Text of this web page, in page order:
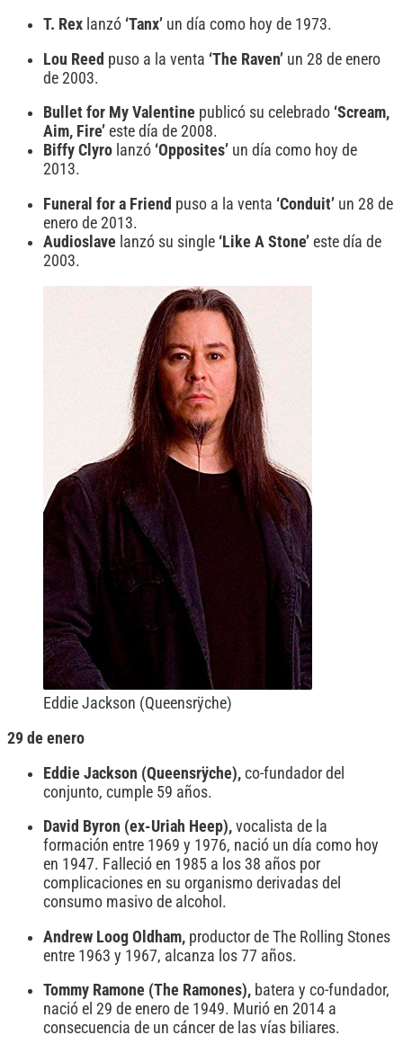
T. Rex lanzó ‘Tanx’ un día como hoy de 1973.
Lou Reed puso a la venta ‘The Raven’ un 28 de enero
de 2003.
Bullet for My Valentine publicó su celebrado ‘Scream,
Aim, Fire’ este día de 2008.
Biffy Clyro lanzó ‘Opposites’ un día como hoy de
2013.
Funeral for a Friend puso a la venta ‘Conduit’ un 28 de
enero de 2013.
Audioslave lanzó su single ‘Like A Stone’ este día de
2003.
Eddie Jackson (Queensrÿche)
29 de enero
Eddie Jackson (Queensrÿche), co-fundador del
conjunto, cumple 59 años.
David Byron (ex-Uriah Heep), vocalista de la
formación entre 1969 y 1976, nació un día como hoy
en 1947. Falleció en 1985 a los 38 años por
complicaciones en su organismo derivadas del
consumo masivo de alcohol.
Andrew Loog Oldham, productor de The Rolling Stones
entre 1963 y 1967, alcanza los 77 años.
Tommy Ramone (The Ramones), batera y co-fundador,
nació el 29 de enero de 1949. Murió en 2014 a
consecuencia de un cáncer de las vías biliares.